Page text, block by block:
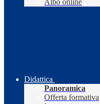
Albo online
Didattica
Panoramica
Offerta formativa